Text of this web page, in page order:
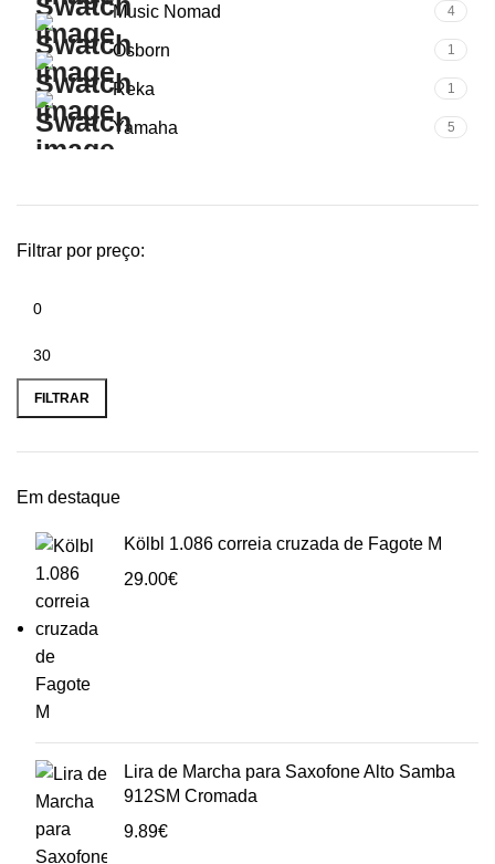
Music Nomad 4
Osborn 1
Reka 1
Yamaha 5
Filtrar por preço:
Preço
mínimo
Preço
máximo
FILTRAR
Em destaque
Kölbl 1.086 correia cruzada de Fagote M
29.00€
Lira de Marcha para Saxofone Alto Samba
912SM Cromada
9.89€